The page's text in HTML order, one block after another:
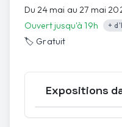
Du 24 mai au 27 mai
Ouvert jusqu'à 19h
+
🏷️ Gratuit
Expositions